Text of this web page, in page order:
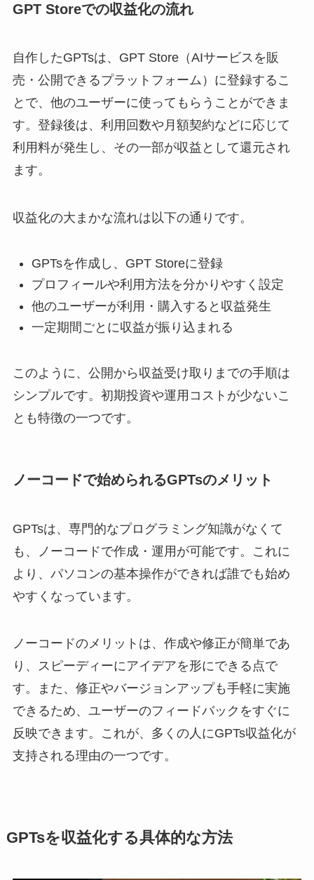
GPT Storeでの収益化の流れ
自作したGPTsは、GPT Store（AIサービスを販
売・公開できるプラットフォーム）に登録するこ
とで、他のユーザーに使ってもらうことができま
す。登録後は、利用回数や月額契約などに応じて
利用料が発生し、その一部が収益として還元され
ます。
収益化の大まかな流れは以下の通りです。
GPTsを作成し、GPT Storeに登録
プロフィールや利用方法を分かりやすく設定
他のユーザーが利用・購入すると収益発生
一定期間ごとに収益が振り込まれる
このように、公開から収益受け取りまでの手順は
シンプルです。初期投資や運用コストが少ないこ
とも特徴の一つです。
ノーコードで始められるGPTsのメリット
GPTsは、専門的なプログラミング知識がなくて
も、ノーコードで作成・運用が可能です。これに
より、パソコンの基本操作ができれば誰でも始め
やすくなっています。
ノーコードのメリットは、作成や修正が簡単であ
り、スピーディーにアイデアを形にできる点で
す。また、修正やバージョンアップも手軽に実施
できるため、ユーザーのフィードバックをすぐに
反映できます。これが、多くの人にGPTs収益化が
支持される理由の一つです。
GPTsを収益化する具体的な方法